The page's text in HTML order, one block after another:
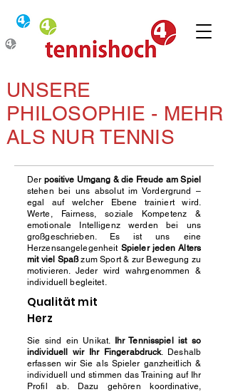
UNSERE
PHILOSOPHIE - MEHR
ALS NUR TENNIS
Der positive Umgang & die Freude am Spiel
stehen bei uns absolut im Vordergrund –
egal auf welcher Ebene trainiert wird.
Werte, Fairness, soziale Kompetenz &
emotionale Intelligenz werden bei uns
großgeschrieben. Es ist uns eine
Herzensangelegenheit Spieler jeden Alters
mit viel Spaßzum Sport & zur Bewegung zu
motivieren. Jeder wird wahrgenommen &
individuell begleitet.
Qualität mit
Herz
Sie sind ein Unikat.
Ihr Tennisspiel ist so
individuell wir Ihr Fingerabdruck. Deshalb
erfassen wir Sie als Spieler ganzheitlich &
individuell und stimmen das Training auf Ihr
Profil ab. Dazu gehören koordinative,